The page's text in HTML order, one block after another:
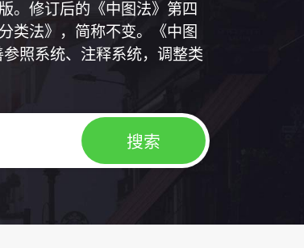
。修订后的《中图法》第四
类法》，简称不变。《中图
照系统、注释系统，调整类